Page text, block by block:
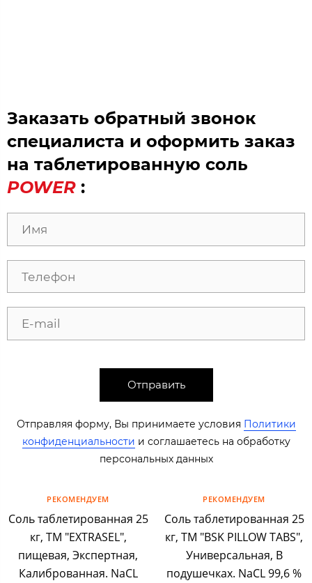
Заказать обратный звонок
специалиста и оформить заказ
на таблетированную соль
POWER :
Отправить
Отправляя форму, Вы принимаете условия Политики
конфиденциальности ​​​ и соглашаетесь на обработку
персональных данных​​
РЕКОМЕНДУЕМ
Соль таблетированная 25
кг, ТМ "EXTRASEL",
пищевая, Экспертная,
Калиброванная. NaCL
РЕКОМЕНДУЕМ
Соль таблетированная 25
кг, ТМ "BSK PILLOW TABS",
Универсальная, В
подушечках. NaCL 99,6 %